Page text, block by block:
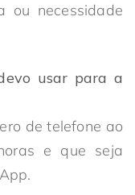
ou necessidade
usar para a
de telefone ao
e que seja